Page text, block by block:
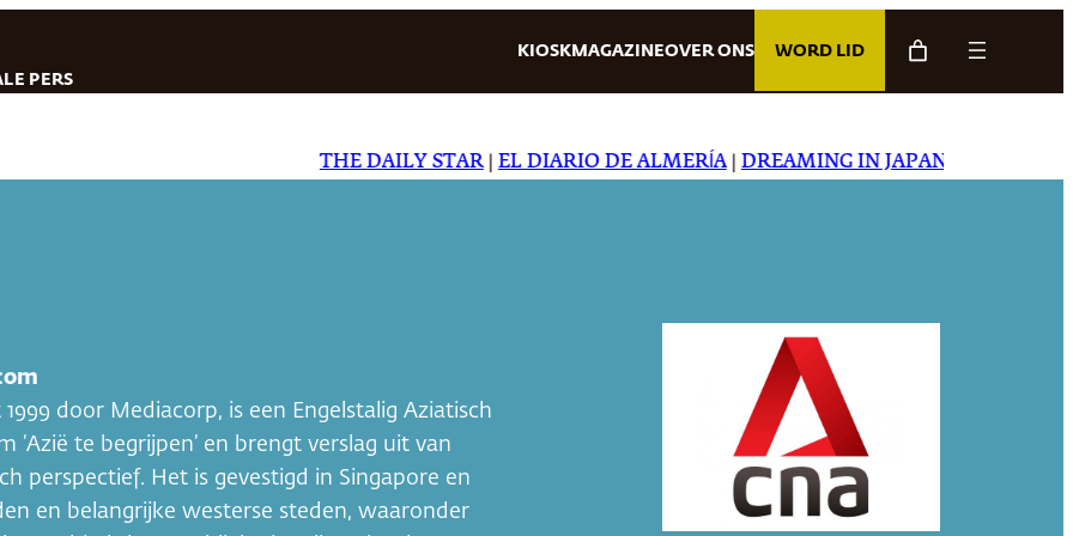
PERS
KIOSK MAGAZINEOVER ONS WORD LID
THE DAILY STAR|EL DIARIO DE ALMERÍA|DREAMING IN JAPANESE|
door Mediacorp, is een Engelstalig Aziatisch
te begrijpen’ en brengt verslag uit van
perspectief. Het is gevestigd in Singapore en
en belangrijke westerse steden, waaronder